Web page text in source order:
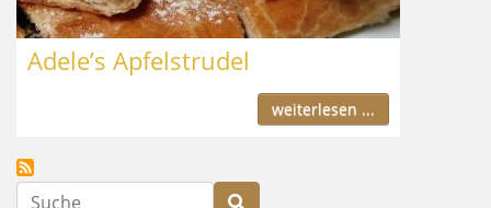
Adele’s Apfelstrudel
weiterlesen ...
Suche